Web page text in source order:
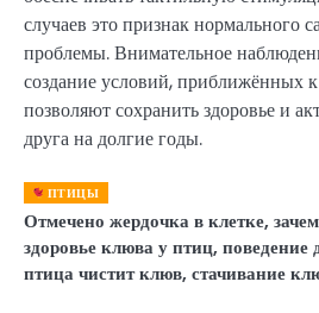
случаев это признак нормального
проблемы. Внимательное
создание условий, приближённых
позволяют сохранить здоровье и
друга на долгие годы.
ПТИЦЫ
Отмечено жердочка в клетке,
здоровье клюва у птиц,
птица чистит клюв, стачивание